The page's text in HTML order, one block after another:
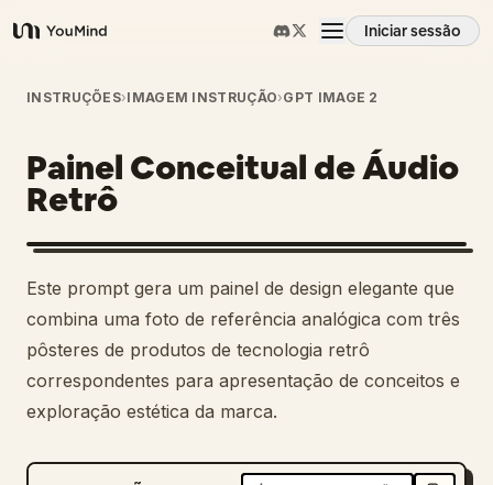
YouMind
Iniciar sessão
Visão geral
Casos de uso
Habilidades
Prompts
Preços
INSTRUÇÕES›IMAGEM INSTRUÇÃO›GPT IMAGE 2
Painel Conceitual de Áudio
Retrô
Este prompt gera um painel de design elegante que
combina uma foto de referência analógica com três
pôsteres de produtos de tecnologia retrô
correspondentes para apresentação de conceitos e
exploração estética da marca.